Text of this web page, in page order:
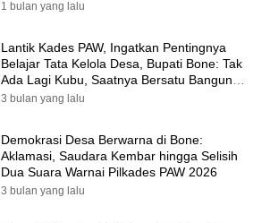
1 bulan yang lalu
Lantik Kades PAW, Ingatkan Pentingnya
Belajar Tata Kelola Desa, Bupati Bone: Tak
Ada Lagi Kubu, Saatnya Bersatu Bangun
Desa
3 bulan yang lalu
Demokrasi Desa Berwarna di Bone:
Aklamasi, Saudara Kembar hingga Selisih
Dua Suara Warnai Pilkades PAW 2026
3 bulan yang lalu